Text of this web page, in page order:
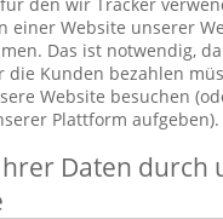
einer Website unserer
Das ist notwendig,
die Kunden bezahlen
Website besuchen
Plattform aufgeben).
Daten durch